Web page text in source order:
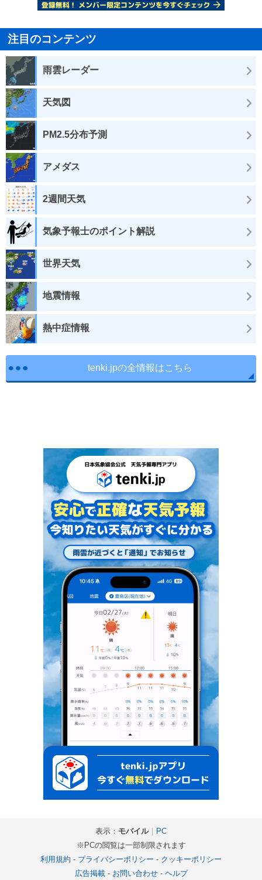
注目のコンテンツ
雨雲レーダー
天気図
PM2.5分布予測
アメダス
2週間天気
気象予報士のポイント解説
世界天気
地震情報
熱中症情報
tenki.jpの全情報はこちら
表示： モバイル｜ PC
※PCの閲覧は一部制限されます
利用規約 - プライバシーポリシー - クッキーポリシー
広告掲載- お問い合わせ- ヘルプ